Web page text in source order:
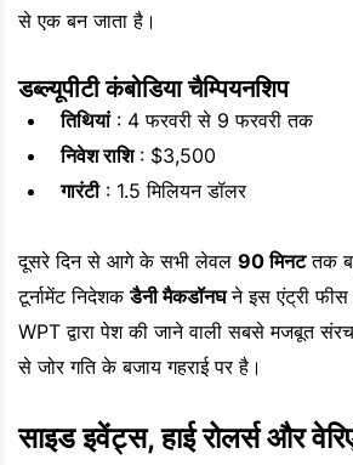
से एक बन जाता है।
डब्ल्यूपीटी कंबोडिया चैम्पियनशिप
तिथियां: 4 फरवरी से 9 फरवरी तक
निवेश राशि: $3,500
गारंटी: 1.5 मिलियन डॉलर
दूसरे दिन से आगे के सभी लेवल 90 मिनटतक
टूर्नामेंट निदेशकडैनी मैकडॉनघने इस एंट्री फीस
WPT द्वारा पेश की जाने वाली सबसे मजबूत
से जोर गति के बजाय गहराई पर है।
साइड इवेंट्स, हाई रोलर्स और